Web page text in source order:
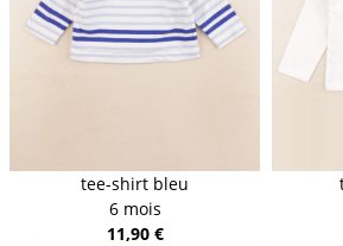
tee-shirt bleu
6 mois
11,90 €